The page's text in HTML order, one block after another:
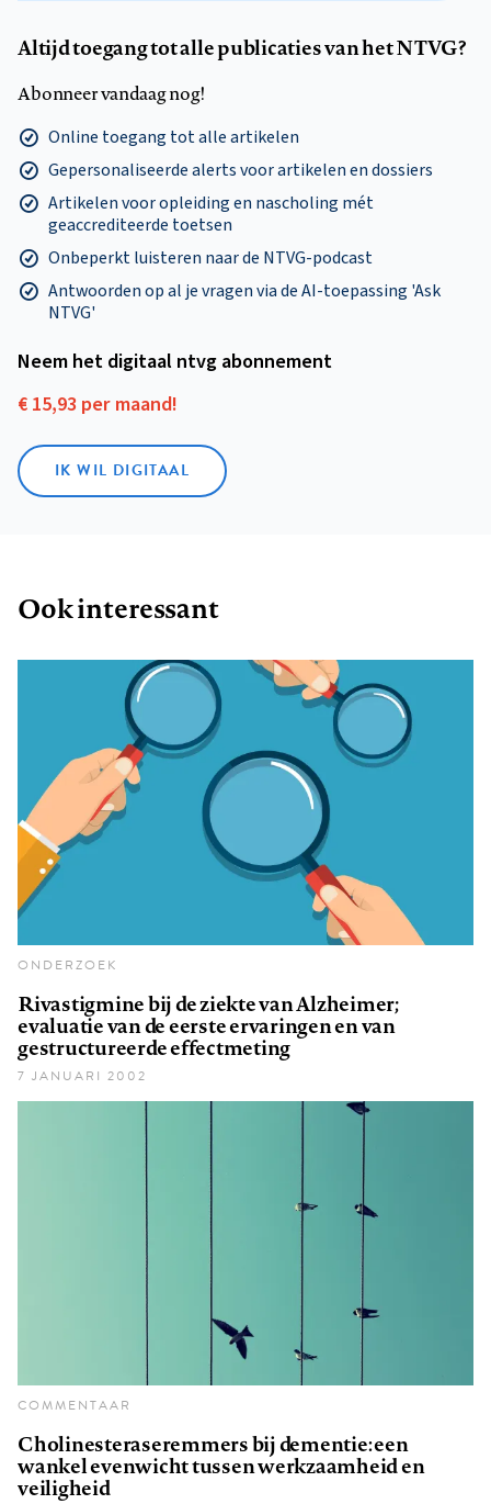
Altijd toegang tot alle publicaties van het NTVG?
Abonneer vandaag nog!
Online toegang tot alle artikelen
Gepersonaliseerde alerts voor artikelen en dossiers
Artikelen voor opleiding en nascholing mét
geaccrediteerde toetsen
Onbeperkt luisteren naar de NTVG-podcast
Antwoorden op al je vragen via de AI-toepassing 'Ask
NTVG'
Neem het digitaal ntvg abonnement
€ 15,93 per maand!
IK WIL DIGITAAL
Ook interessant
ONDERZOEK
Rivastigmine bij de ziekte van Alzheimer;
evaluatie van de eerste ervaringen en van
gestructureerde effectmeting
7 JANUARI 2002
COMMENTAAR
Cholinesteraseremmers bij dementie: een
wankel evenwicht tussen werkzaamheid en
veiligheid